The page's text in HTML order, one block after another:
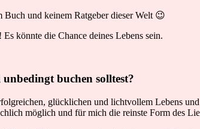
Buch und keinem Ratgeber dieser Welt 😉
könnte die Chance deines Lebens sein.
buchen solltest?
glücklichen und lichtvollem Lebens
möglich und für mich die reinste Form des